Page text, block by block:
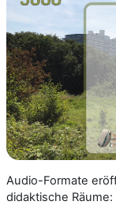
Audio-Formate
didaktische